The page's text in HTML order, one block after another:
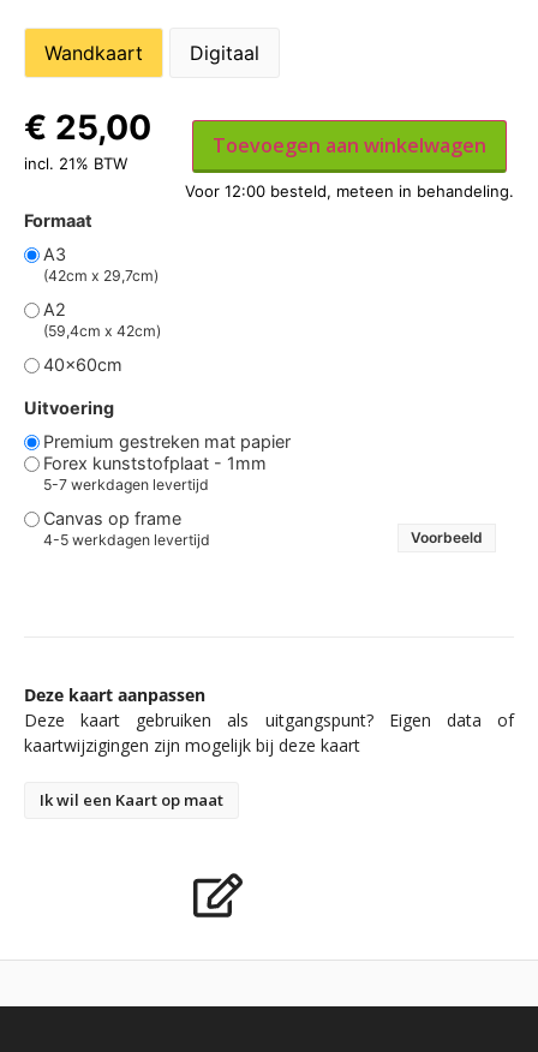
Wandkaart Digitaal
Formaat
A3
(42cm x 29,7cm)
A2
(59,4cm x 42cm)
40x60cm
Uitvoering
Premium gestreken mat papier
Forex kunststofplaat - 1mm
5-7 werkdagen levertijd
Canvas op frame
4-5 werkdagen levertijd Voorbeeld
€ 25,00
incl. 21% BTW
Toevoegen aan winkelwagen
Deze kaart aanpassen
Deze kaart gebruiken als uitgangspunt? Eigen data of
kaartwijzigingen zijn mogelijk bij deze kaart
Ik wil een Kaart op maat